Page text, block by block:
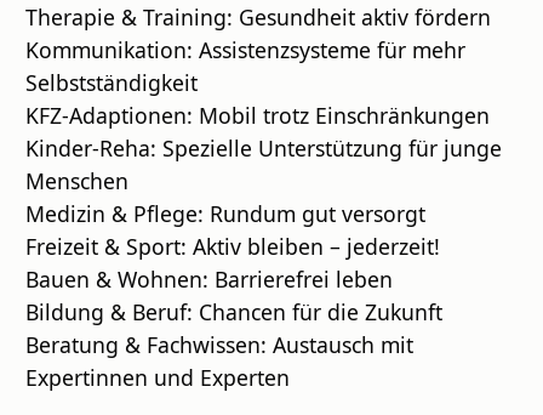
Therapie & Training: Gesundheit aktiv fördern
Kommunikation: Assistenzsysteme für mehr
Selbstständigkeit
KFZ-Adaptionen: Mobil trotz Einschränkungen
Kinder-Reha: Spezielle Unterstützung für junge
Menschen
Medizin & Pflege: Rundum gut versorgt
Freizeit & Sport: Aktiv bleiben – jederzeit!
Bauen & Wohnen: Barrierefrei leben
Bildung & Beruf: Chancen für die Zukunft
Beratung & Fachwissen: Austausch mit
Expertinnen und Experten